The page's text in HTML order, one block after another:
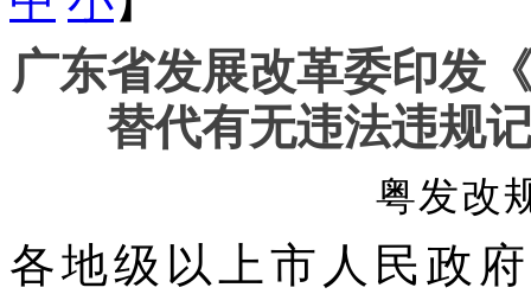
广东省发展改革委印发
替代有无违法违规
粤发改
各地级以上市人民政